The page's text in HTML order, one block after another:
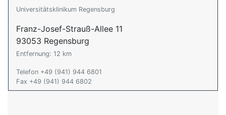
Universitätsklinikum Regensburg
Franz-Josef-Strauß-Allee 11
93053 Regensburg
Entfernung: 12 km
Telefon +49 (941) 944 6801
Fax +49 (941) 944 6802